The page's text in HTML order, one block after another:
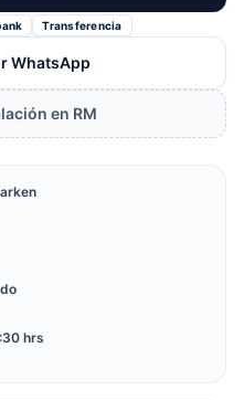
Transferencia
WhatsApp
en RM
hrs